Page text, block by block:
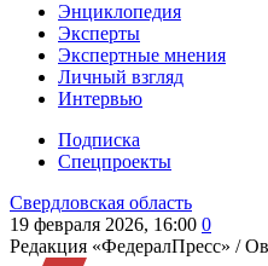
Энциклопедия
Эксперты
Экспертные мнения
Личный взгляд
Интервью
Подписка
Спецпроекты
Свердловская область
19 февраля 2026, 16:00 0
Редакция «ФедералПресс» /